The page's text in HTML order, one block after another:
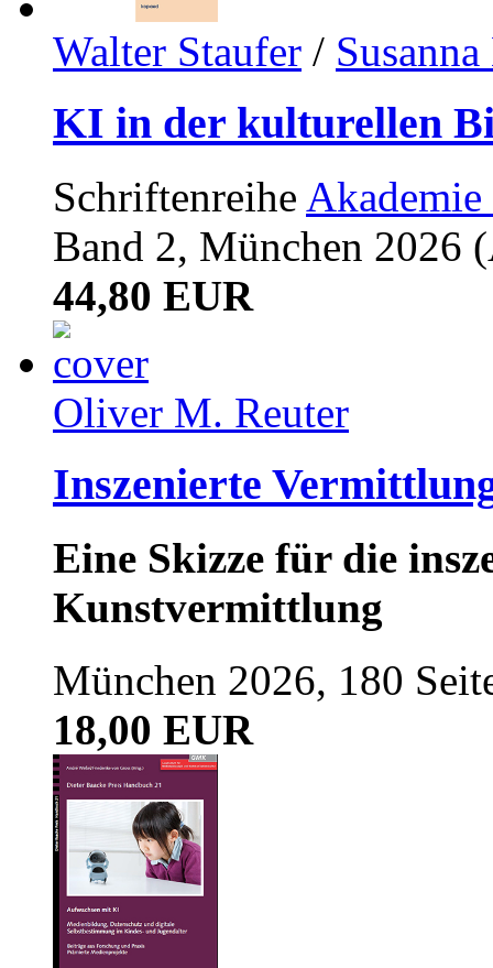
Walter Staufer /
KI in der kulturellen
Schriftenreihe
Band 2, München 2026
44,80 EUR
Oliver M. Reuter
Inszenierte
Eine Skizze für die
Kunstvermittlung
München 2026, 180
18,00 EUR